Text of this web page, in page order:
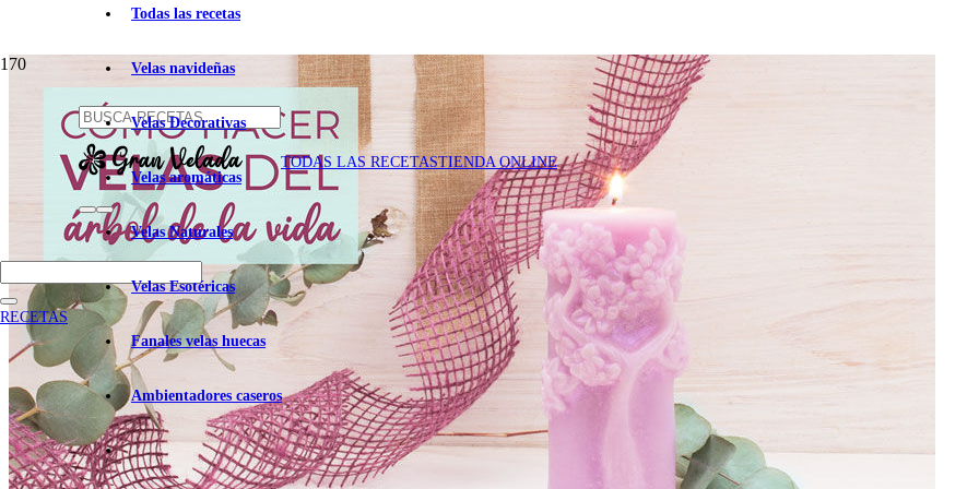
TODAS LAS RECETASTIENDA ONLINE
Todas las recetas
Velas navideñas
Velas Decorativas
Velas aromáticas
Velas Naturales
Velas Esotéricas
Fanales velas huecas
Ambientadores caseros
RECETAS